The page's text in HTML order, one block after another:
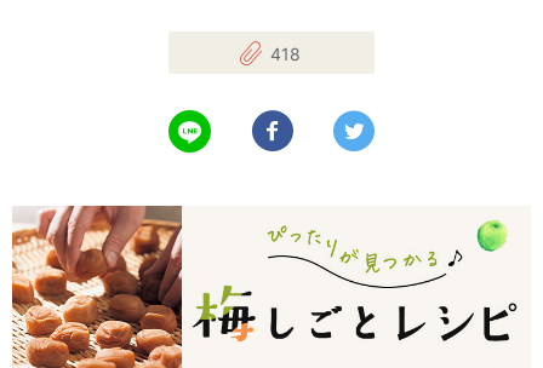
418
LINEで送る Facebookでシェアする